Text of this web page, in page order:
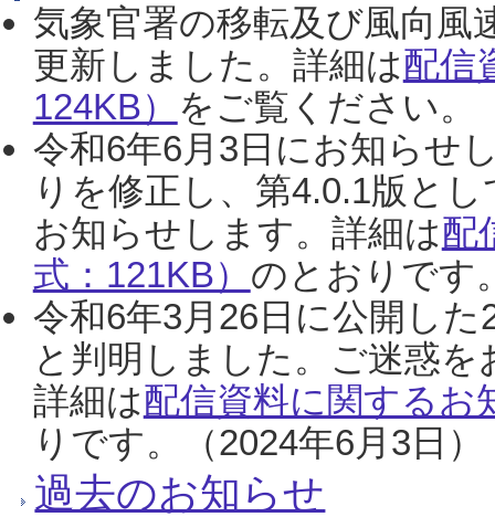
気象官署の移転及び風向風
更新しました。詳細は配信
124KB） をご覧ください。
令和6年6月3日にお知らせ
りを修正し、第4.0.1版と
お知らせします。詳細は配
式：121KB） のとおりです
令和6年3月26日に公開し
と判明しました。ご迷惑
詳細は配信資料に関するお
りです。（2024年6月3日）
過去のお知らせ